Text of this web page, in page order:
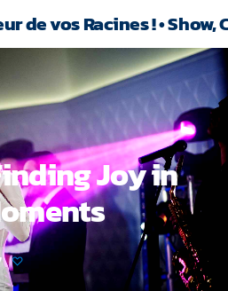
de vos Racines ! •
Joy in